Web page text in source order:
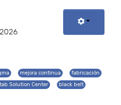
mejora continua
fabricación
Solution Center
black belt